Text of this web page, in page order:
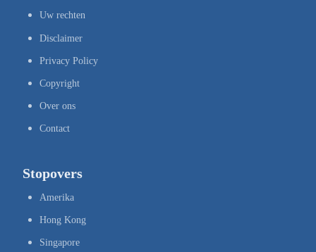
Uw rechten
Disclaimer
Privacy Policy
Copyright
Over ons
Contact
Stopovers
Amerika
Hong Kong
Singapore